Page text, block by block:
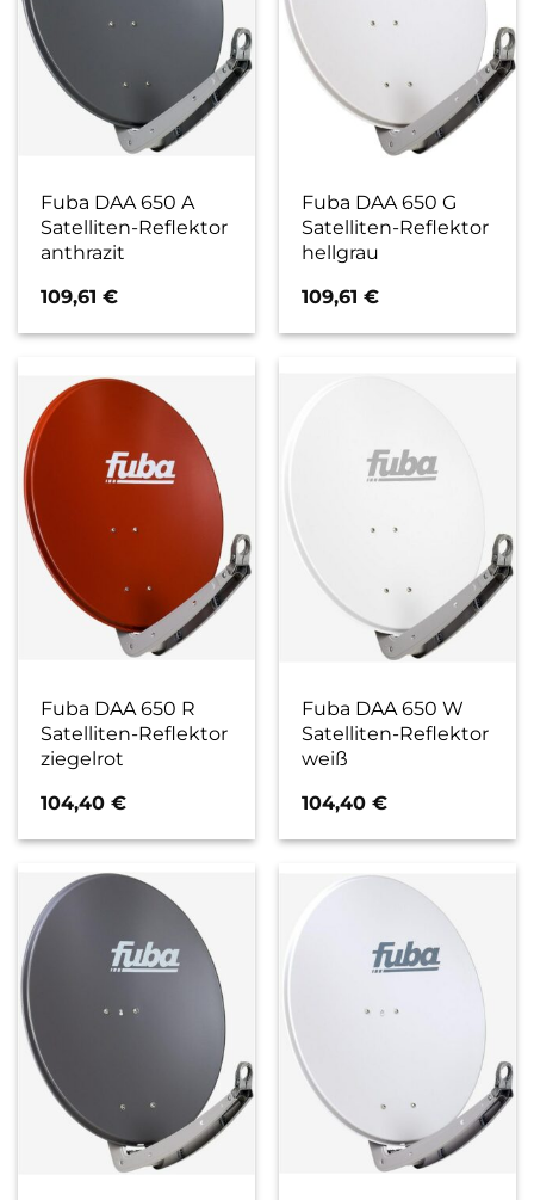
Fuba DAA 650 A
Satelliten-Reflektor
anthrazit
109,61€
Fuba DAA 650 G
Satelliten-Reflektor
hellgrau
109,61€
Fuba DAA 650 R
Satelliten-Reflektor
ziegelrot
104,40€
Fuba DAA 650 W
Satelliten-Reflektor
weiß
104,40€